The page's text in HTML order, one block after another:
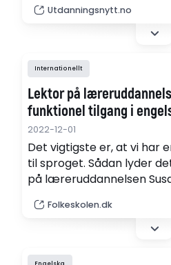
Utdanningsnytt.no
Internationellt
Lektor på
funktionel tilgang i
2022-12-01
Det vigtigste er, at vi har
til sproget. Sådan lyder
på læreruddannelsen
på Folkeskolens
på undervisning i
Folkeskolen.dk
Engelska